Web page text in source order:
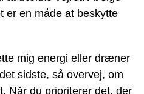
er en måde at beskytte
mig energi eller dræner
sidste, så overvej, om
Når du prioriterer det, der